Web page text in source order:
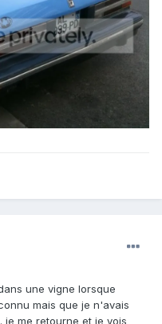
une vigne lorsque
mais que je n'avais
je me retourne et je vois